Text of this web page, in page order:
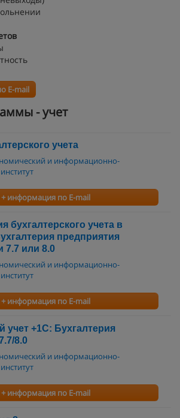
E-mail
- учет
учета
и информационно-
+ информация по E-mail
бухгалтерского учета в
предприятия
7.7 или 8.0
и информационно-
+ информация по E-mail
учет +1С: Бухгалтерия
8.0
и информационно-
+ информация по E-mail